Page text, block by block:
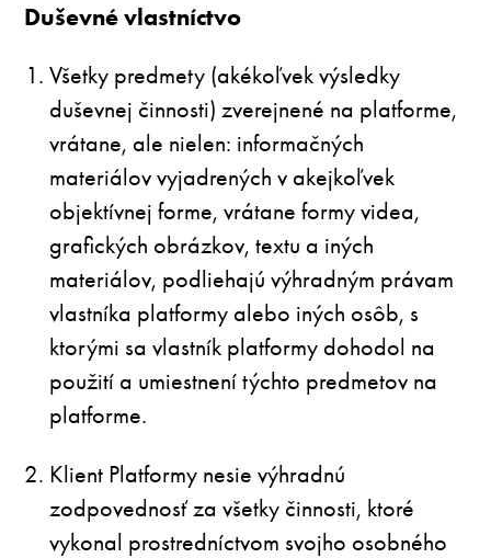
Duševné vlastníctvo
Všetky predmety (akékoľvek výsledky
duševnej činnosti) zverejnené na platforme,
vrátane, ale nielen: informačných
materiálov vyjadrených v akejkoľvek
objektívnej forme, vrátane formy videa,
grafických obrázkov, textu a iných
materiálov, podliehajú výhradným právam
vlastníka platformy alebo iných osôb, s
ktorými sa vlastník platformy dohodol na
použití a umiestnení týchto predmetov na
platforme.
Klient Platformy nesie výhradnú
zodpovednosť za všetky činnosti, ktoré
vykonal prostredníctvom svojho osobného